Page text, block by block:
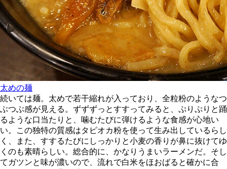
太めの麺
続いては麺。太めで若干縮れが入っており、全粒粉のようなつ
ぶつぶ感が見える。ずずずっとすすってみると、ぷりぷりと踊
るような口当たりと、噛むたびに弾けるような食感が心地い
い。この独特の質感はタピオカ粉を使って生み出しているらし
く、また、すするたびにしっかりと小麦の香りが鼻に抜けてゆ
くのも素晴らしい。総合的に、かなりうまいラーメンだ。そし
てガツンと味が濃いので、流れで白米をほおばると確かに合